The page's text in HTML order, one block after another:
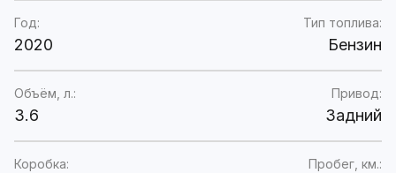
Год:
2020
Тип топлива:
Бензин
Объём, л.:
3.6
Привод:
Задний
Коробка: Пробег, км.: